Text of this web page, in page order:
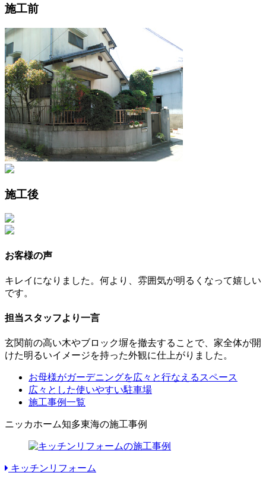
施工前
施工後
お客様の声
キレイになりました。何より、雰囲気が明るくなって嬉しい
です。
担当スタッフより一言
玄関前の高い木やブロック塀を撤去することで、家全体が開
けた明るいイメージを持った外観に仕上がりました。
お母様がガーデニングを広々と行なえるスペース
広々とした使いやすい駐車場
施工事例一覧
ニッカホーム知多東海の施工事例
キッチンリフォーム